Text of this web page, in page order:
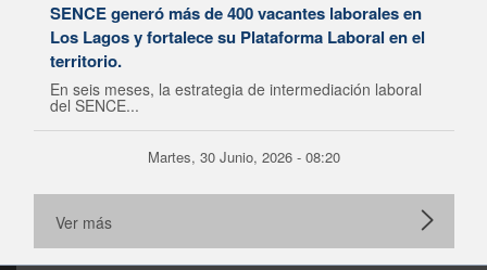
SENCE generó más de 400 vacantes laborales en
Los Lagos y fortalece su Plataforma Laboral en el
territorio.
En seis meses, la estrategia de intermediación laboral
del SENCE...
Martes, 30 Junio, 2026 - 08:20
Ver más